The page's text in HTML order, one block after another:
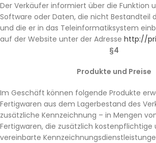
Der Verkäufer informiert über die Funktion
Software oder Daten, die nicht Bestandteil
und die er in das Teleinformatiksystem
auf der Website unter der Adresse http://
§4
Produkte und Preise
Im Geschäft können folgende Produkte
Fertigwaren aus dem Lagerbestand des
zusätzliche Kennzeichnung – in Mengen
Fertigwaren, die zusätzlich kostenpflichtige
vereinbarte